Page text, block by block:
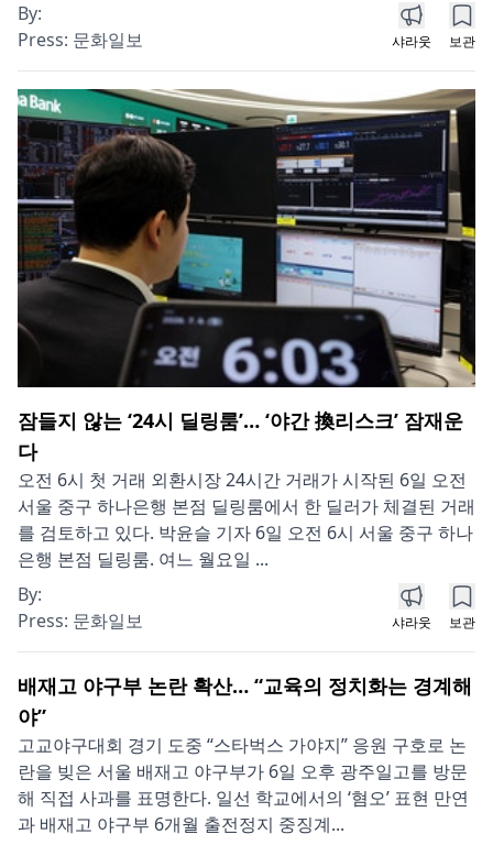
By:
Press: 문화일보 샤라웃 보관
잠들지 않는 ‘24시 딜링룸’… ‘야간 換리스크’ 잠재운
다
오전 6시 첫 거래 외환시장 24시간 거래가 시작된 6일 오전
서울 중구 하나은행 본점 딜링룸에서 한 딜러가 체결된 거래
를 검토하고 있다. 박윤슬 기자 6일 오전 6시 서울 중구 하나
은행 본점 딜링룸. 여느 월요일 ...
By:
Press: 문화일보 샤라웃 보관
배재고 야구부 논란 확산… “교육의 정치화는 경계해
야”
고교야구대회 경기 도중 “스타벅스 가야지” 응원 구호로 논
란을 빚은 서울 배재고 야구부가 6일 오후 광주일고를 방문
해 직접 사과를 표명한다. 일선 학교에서의 ‘혐오’ 표현 만연
과 배재고 야구부 6개월 출전정지 중징계...